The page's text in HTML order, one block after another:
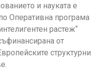
и науката e
Оперативна програма
растеж“
от
структурни